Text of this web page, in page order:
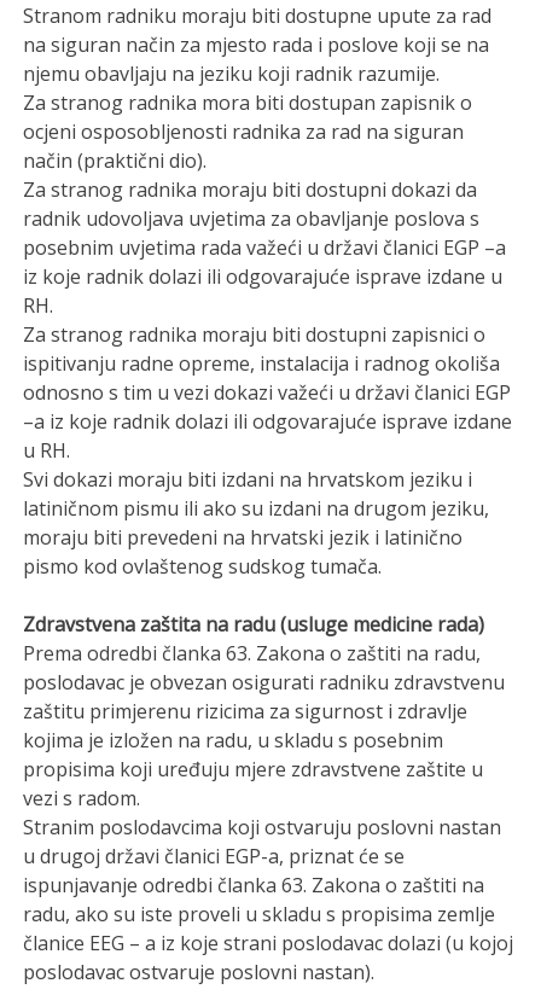
Stranom radniku moraju biti dostupne upute za rad
na siguran način za mjesto rada i poslove koji se na
njemu obavljaju na jeziku koji radnik razumije.
Za stranog radnika mora biti dostupan zapisnik o
ocjeni osposobljenosti radnika za rad na siguran
način (praktični dio).
Za stranog radnika moraju biti dostupni dokazi da
radnik udovoljava uvjetima za obavljanje poslova s
posebnim uvjetima rada važeći u državi članici EGP –a
iz koje radnik dolazi ili odgovarajuće isprave izdane u
RH.
Za stranog radnika moraju biti dostupni zapisnici o
ispitivanju radne opreme, instalacija i radnog okoliša
odnosno s tim u vezi dokazi važeći u državi članici EGP
–a iz koje radnik dolazi ili odgovarajuće isprave izdane
u RH.
Svi dokazi moraju biti izdani na hrvatskom jeziku i
latiničnom pismu ili ako su izdani na drugom jeziku,
moraju biti prevedeni na hrvatski jezik i latinično
pismo kod ovlaštenog sudskog tumača.
Zdravstvena zaštita na radu (usluge medicine rada)
Prema odredbi članka 63. Zakona o zaštiti na radu,
poslodavac je obvezan osigurati radniku zdravstvenu
zaštitu primjerenu rizicima za sigurnost i zdravlje
kojima je izložen na radu, u skladu s posebnim
propisima koji uređuju mjere zdravstvene zaštite u
vezi s radom.
Stranim poslodavcima koji ostvaruju poslovni nastan
u drugoj državi članici EGP-a, priznat će se
ispunjavanje odredbi članka 63. Zakona o zaštiti na
radu, ako su iste proveli u skladu s propisima zemlje
članice EEG – a iz koje strani poslodavac dolazi (u kojoj
poslodavac ostvaruje poslovni nastan).